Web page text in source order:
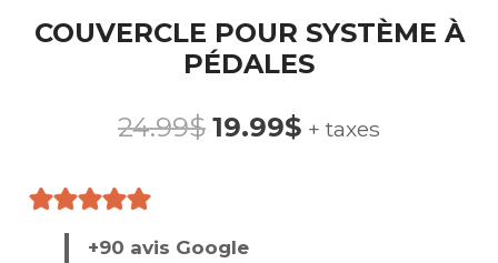
COUVERCLE POUR SYSTÈME À
PÉDALES
24.99$ Le
était :
19.99$Le
+ taxes
+90 avis Google